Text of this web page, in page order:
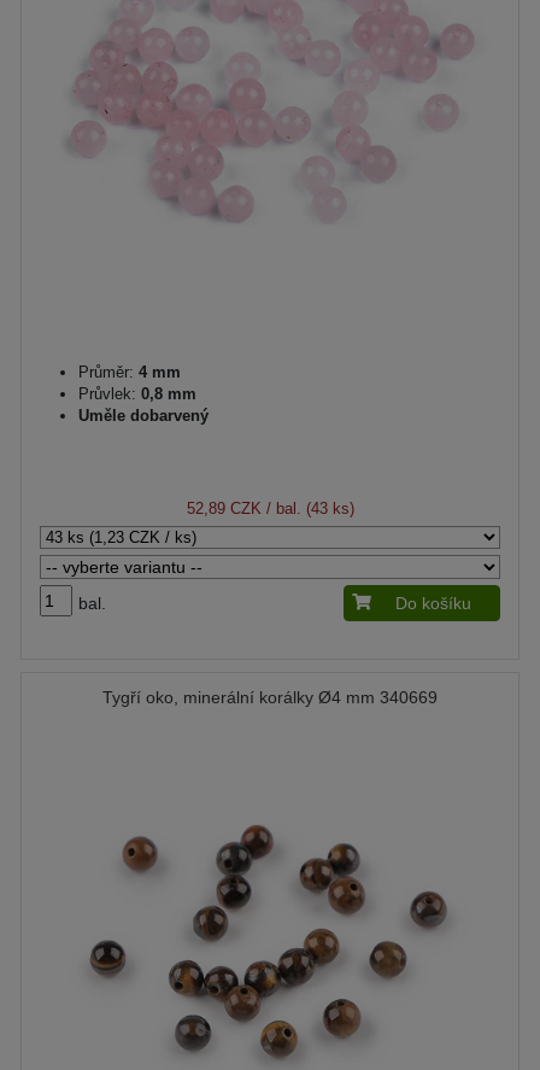
Průměr: 4 mm
Průvlek: 0,8 mm
Uměle dobarvený
52,89 CZK / bal. (43 ks)
bal. Do košíku
Tygří oko, minerální korálky Ø4 mm 340669